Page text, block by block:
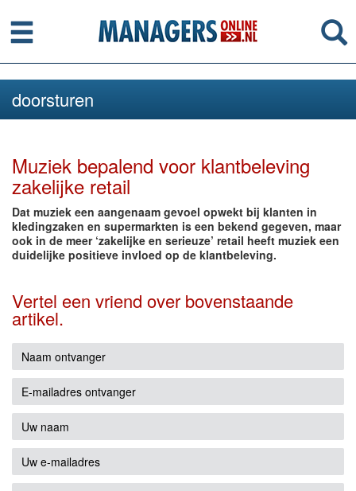
Menu
doorsturen
Muziek bepalend voor klantbeleving
zakelijke retail
Dat muziek een aangenaam gevoel opwekt bij klanten in
kledingzaken en supermarkten is een bekend gegeven, maar
ook in de meer ‘zakelijke en serieuze’ retail heeft muziek een
duidelijke positieve invloed op de klantbeleving.
Vertel een vriend over bovenstaande
artikel.